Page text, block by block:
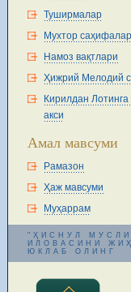
Туширмалар
Мухтор саҳифалар
Намоз вақтлари
Ҳижрий Мелодий
Кирилдан
акси
Амал мавсуми
Рамазон
Ҳаж мавсуми
Муҳаррам
"ҲИСНУЛ
ИЛОВАСИНИ
ЮКЛАБ ОЛИНГ